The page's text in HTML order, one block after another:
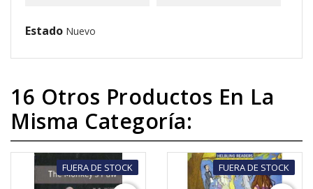
Estado Nuevo
16 Otros Productos En La
Misma Categoría:
FUERA DE STOCK FUERA DE STOCK